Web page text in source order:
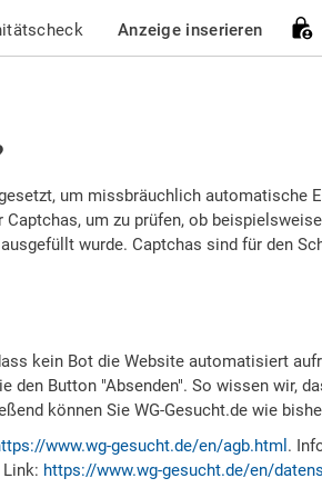
Anzeige inserieren
um missbräuchlich automatische
um zu prüfen, ob
wurde. Captchas sind für den
kein Bot die Website automatisiert
den Button "Absenden". So wissen wir,
können Sie WG-Gesucht.de wie
www.wg-gesucht.de/en/agb.html .
https://www.wg-gesucht.de/en/